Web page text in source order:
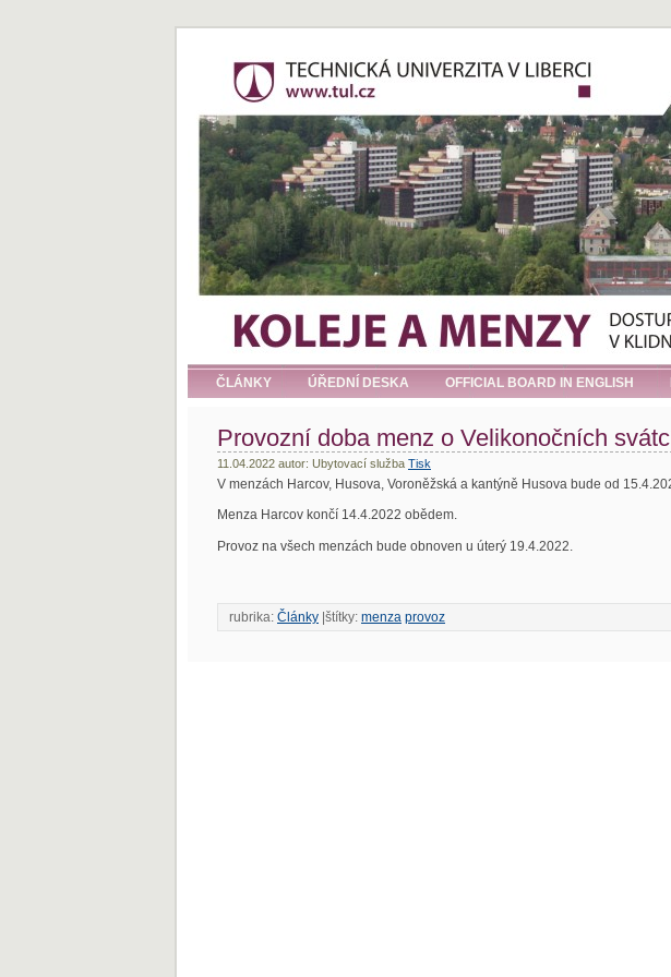
ČLÁNKY ÚŘEDNÍ DESKA OFFICIAL BOARD IN ENGLISH
Provozní doba menz o Velikonočních
11.04.2022 autor: Ubytovací služba Tisk
V menzách Harcov, Husova, Voroněžská a kantýně Husova bude od
Menza Harcov končí 14.4.2022 obědem.
Provoz na všech menzách bude obnoven u úterý 19.4.2022.
rubrika: Články |štítky: menza provoz